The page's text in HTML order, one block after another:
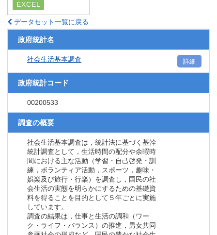
EXCEL
データセット一覧に戻る
政府統計名
社会生活基本調査 詳細
政府統計コード
00200533
調査の概要
社会生活基本調査は，統計法に基づく基幹
統計調査として，生活時間の配分や余暇時
間における主な活動（学習・自己啓発・訓
練，ボランティア活動，スポーツ，趣味・
娯楽及び旅行・行楽）を調査し，国民の社
会生活の実態を明らかにするための基礎資
料を得ることを目的として５年ごとに実施
しています。
調査の結果は，仕事と生活の調和（ワー
ク・ライフ・バランス）の推進，男女共同